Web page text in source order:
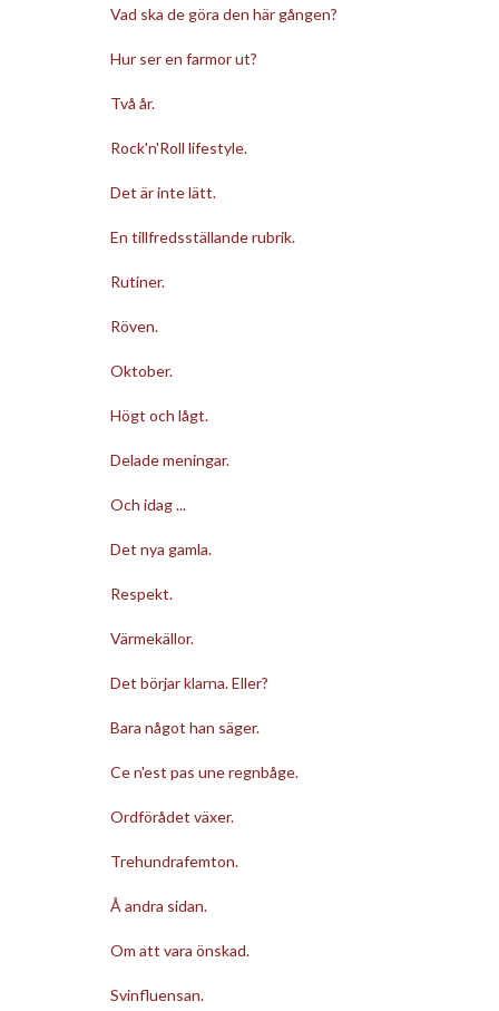
Vad ska de göra den här gången?
Hur ser en farmor ut?
Två år.
Rock'n'Roll lifestyle.
Det är inte lätt.
En tillfredsställande rubrik.
Rutiner.
Röven.
Oktober.
Högt och lågt.
Delade meningar.
Och idag ...
Det nya gamla.
Respekt.
Värmekällor.
Det börjar klarna. Eller?
Bara något han säger.
Ce n'est pas une regnbåge.
Ordförådet växer.
Trehundrafemton.
Å andra sidan.
Om att vara önskad.
Svinfluensan.